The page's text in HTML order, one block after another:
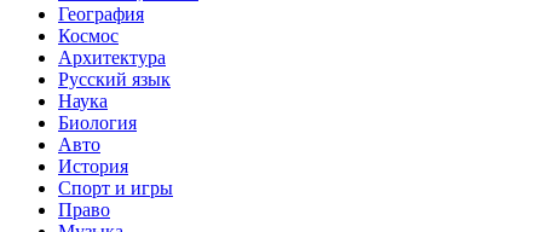
География
Космос
Архитектура
Русский язык
Наука
Биология
Авто
История
Спорт и игры
Право